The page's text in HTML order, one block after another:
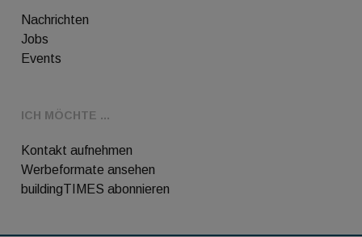
Nachrichten
Jobs
Events
ICH MÖCHTE ...
Kontakt aufnehmen
Werbeformate ansehen
buildingTIMES abonnieren